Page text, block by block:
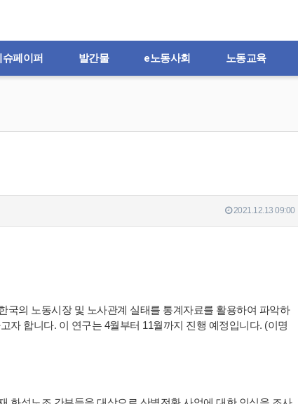
슈페이퍼 발간물 e노동사회 노동교육
2021.12.13 09:00
국의 노동시장 및 노사관계 실태를 통계자료를 활용하여 파악하
자 합니다. 이 연구는 4월부터 11월까지 진행 예정입니다. (이명